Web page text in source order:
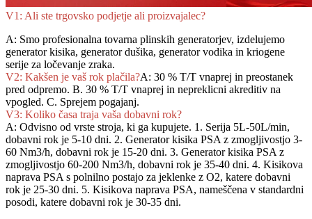
V1: Ali ste trgovsko podjetje ali proizvajalec?
A: Smo profesionalna tovarna plinskih generatorjev, izdelujemo
generator kisika, generator dušika, generator vodika in kriogene
serije za ločevanje zraka.
V2: Kakšen je vaš rok plačila?A: 30 % T/T vnaprej in preostanek
pred odpremo. B. 30 % T/T vnaprej in nepreklicni akreditiv na
vpogled. C. Sprejem pogajanj.
V3: Koliko časa traja vaša dobavni rok?
A: Odvisno od vrste stroja, ki ga kupujete. 1. Serija 5L-50L/min,
dobavni rok je 5-10 dni. 2. Generator kisika PSA z zmogljivostjo 3-
60 Nm3/h, dobavni rok je 15-20 dni. 3. Generator kisika PSA z
zmogljivostjo 60-200 Nm3/h, dobavni rok je 35-40 dni. 4. Kisikova
naprava PSA s polnilno postajo za jeklenke z O2, katere dobavni
rok je 25-30 dni. 5. Kisikova naprava PSA, nameščena v standardni
posodi, katere dobavni rok je 30-35 dni.